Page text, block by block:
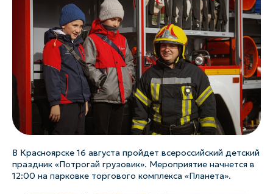
В Красноярске 16 августа пройдет всероссийский детский
праздник «Потрогай грузовик». Мероприятие начнется в
12:00 на парковке торгового комплекса «Планета».